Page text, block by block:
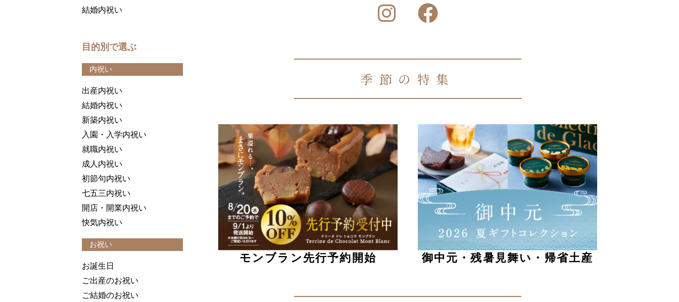
結婚内祝い
目的別で選ぶ
内祝い
出産内祝い
結婚内祝い
新築内祝い
入園・入学内祝い
就職内祝い
成人内祝い
初節句内祝い
七五三内祝い
開店・開業内祝い
快気内祝い
お祝い
お誕生日
ご出産のお祝い
ご結婚のお祝い
季節の特集
モンブラン先行予約開始 御中元・残暑見舞い・帰省土産